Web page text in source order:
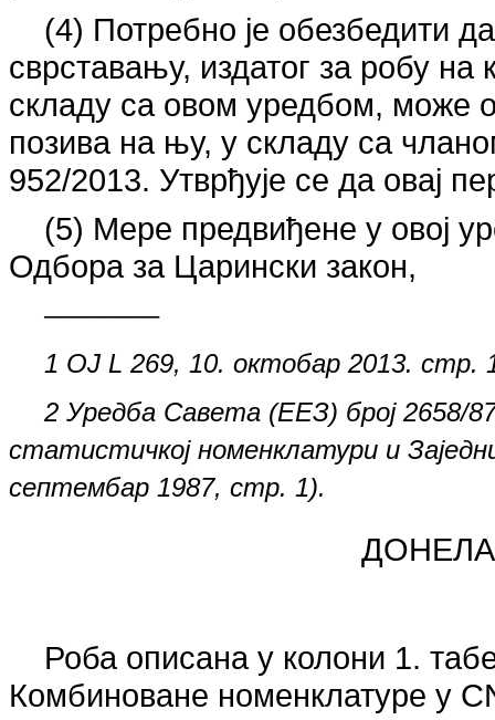
(4) Потребно је обезбедити
сврставању, издатог за робу на
складу са овом уредбом, може
позива на њу, у складу са
952/2013. Утврђује се да овај
(5) Мере предвиђене у овој
Одбора за Царински закон,
––––––––
1 OJ L 269, 10. октобар 2013. стр.
2 Уредба Савета (ЕЕЗ) број 2658/
статистичкој номенклатури и
септембар 1987, стр. 1).
Роба описана у колони 1.
Комбиноване номенклатуре у